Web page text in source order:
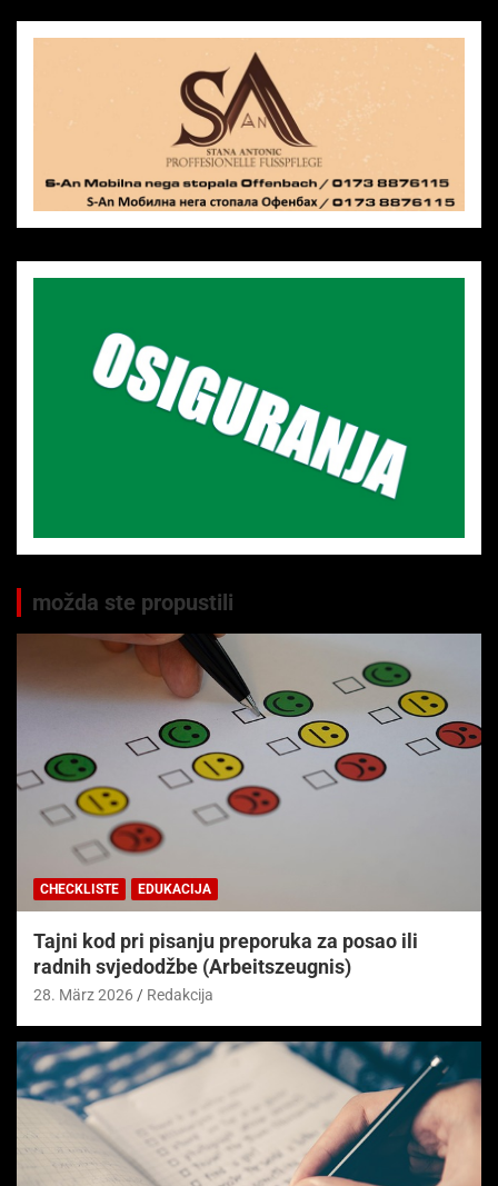
možda ste propustili
CHECKLISTE EDUKACIJA
Tajni kod pri pisanju preporuka za posao ili
radnih svjedodžbe (Arbeitszeugnis)
28. März 2026 Redakcija